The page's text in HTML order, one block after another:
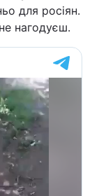
для росіян.
нагодуєш.